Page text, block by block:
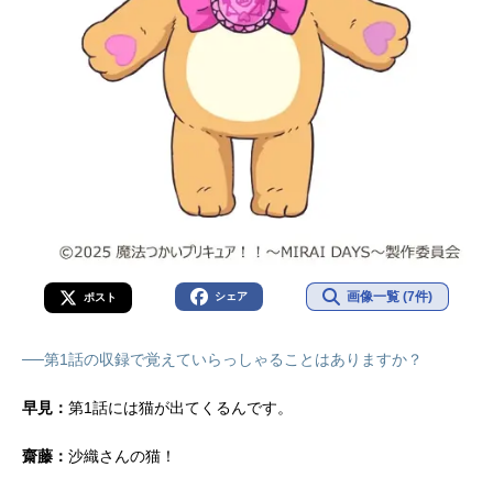
ポスト シェア 画像一覧 (7件)
──第1話の収録で覚えていらっしゃることはありますか？
早見： 第1話には猫が出てくるんです。
齋藤： 沙織さんの猫！